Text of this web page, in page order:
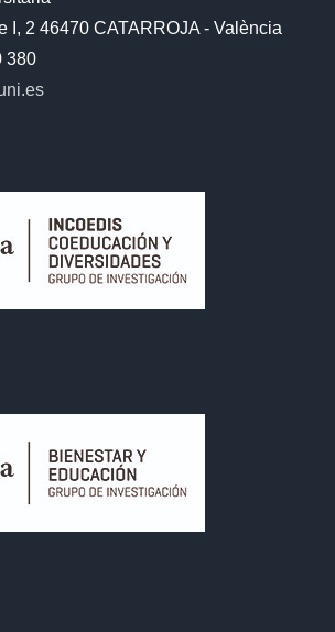
I, 2 46470 CATARROJA - València
380